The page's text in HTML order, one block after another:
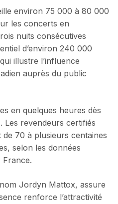
environ 75 000 à 80 000
les concerts en
nuits consécutives
d’environ 240 000
illustre l’influence
auprès du public
en quelques heures dès
Les revendeurs certifiés
70 à plusieurs centaines
selon les données
France.
Jordyn Mattox, assure
renforce l’attractivité